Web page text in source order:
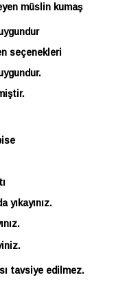
müslin kumaş
seçenekleri
yıkayınız.
tavsiye edilmez.